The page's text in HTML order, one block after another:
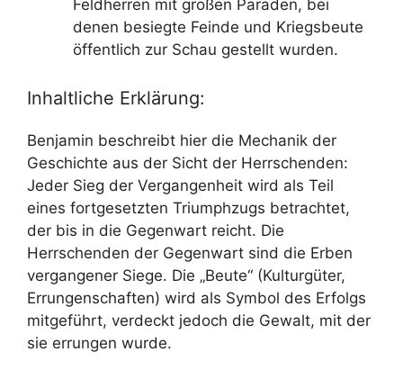
Feldherren mit großen Paraden, bei
denen besiegte Feinde und Kriegsbeute
öffentlich zur Schau gestellt wurden.
Inhaltliche Erklärung:
Benjamin beschreibt hier die Mechanik der
Geschichte aus der Sicht der Herrschenden:
Jeder Sieg der Vergangenheit wird als Teil
eines fortgesetzten Triumphzugs betrachtet,
der bis in die Gegenwart reicht. Die
Herrschenden der Gegenwart sind die Erben
vergangener Siege. Die „Beute“ (Kulturgüter,
Errungenschaften) wird als Symbol des Erfolgs
mitgeführt, verdeckt jedoch die Gewalt, mit der
sie errungen wurde.